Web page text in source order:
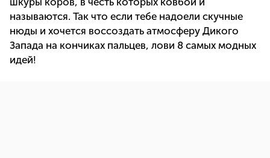
называются. Так что если тебе надоели скучные
нюды и хочется воссоздать атмосферу Дикого
Запада на кончиках пальцев, лови 8 самых модных
идей!